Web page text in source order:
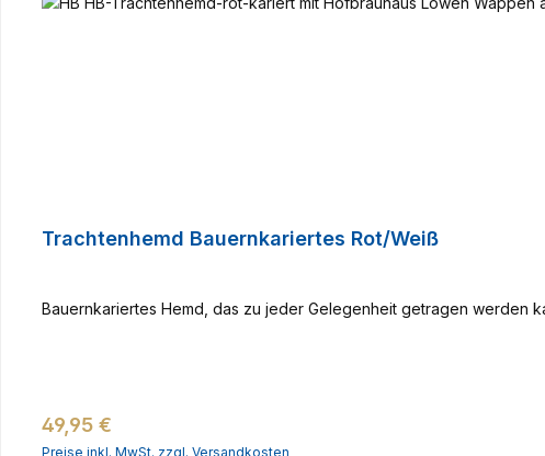
Trachtenhemd Bauernkariertes Rot/Weiß
Bauernkariertes Hemd, das zu jeder Gelegenheit getragen werden
Regulärer Preis:
49,95 €
Preise inkl. MwSt. zzgl. Versandkosten